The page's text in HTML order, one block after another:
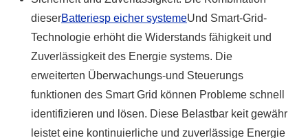
dieserBatteriesp eicher systemeUnd Smart-Grid-
Technologie erhöht die Widerstands fähigkeit und
Zuverlässigkeit des Energie systems. Die
erweiterten Überwachungs-und Steuerungs
funktionen des Smart Grid können Probleme schnell
identifizieren und lösen. Diese Belastbar keit gewähr
leistet eine kontinuierliche und zuverlässige Energie